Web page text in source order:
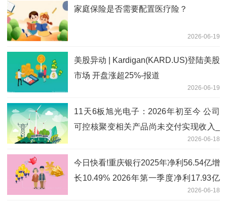
家庭保险是否需要配置医疗险？
2026-06-19
美股异动 | Kardigan(KARD.US)登陆美股
市场 开盘涨超25%-报道
2026-06-19
11天6板旭光电子：2026年初至今 公司
可控核聚变相关产品尚未交付实现收入_
2026-06-18
今日快看!重庆银行2025年净利56.54亿增
长10.49% 2026年第一季度净利17.93亿
2026-06-18